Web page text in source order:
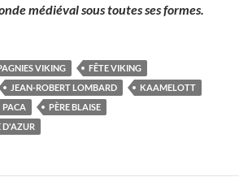
médiéval sous toutes ses formes.
VIKING
FÊTE VIKING
JEAN-ROBERT LOMBARD
KAAMELOTT
PACA
PÈRE BLAISE
D'AZUR